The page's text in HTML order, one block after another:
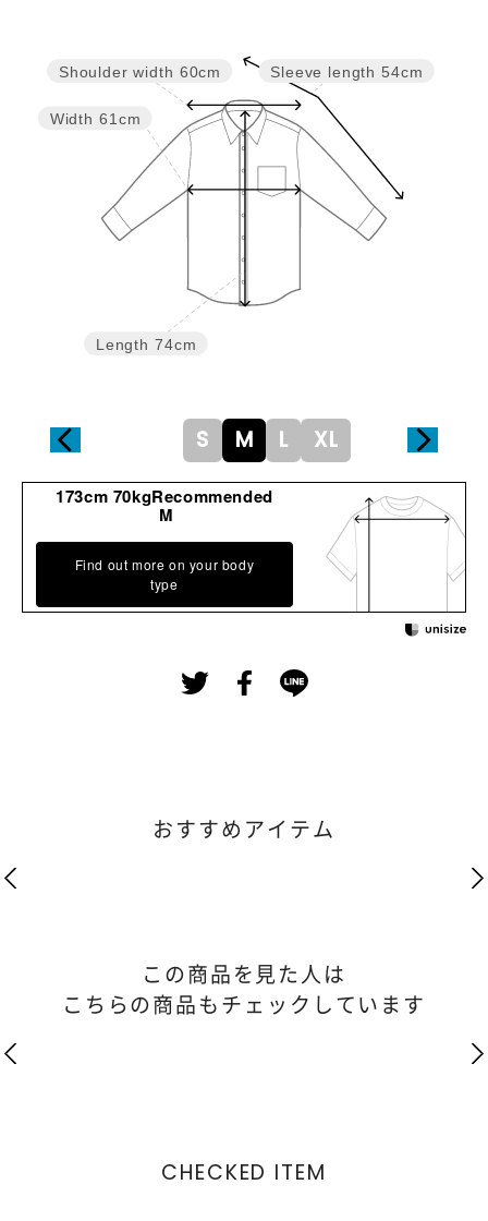
Sleeve length 54cm
Length 74cm
Width 61cm
Shoulder width 60cm
S M L XL
173cm 70kgRecommended
M
Find out more on your body
type
おすすめアイテム
この商品を見た人は
こちらの商品もチェックしています
CHECKED ITEM